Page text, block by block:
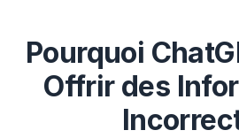
Pourquoi
Offrir des